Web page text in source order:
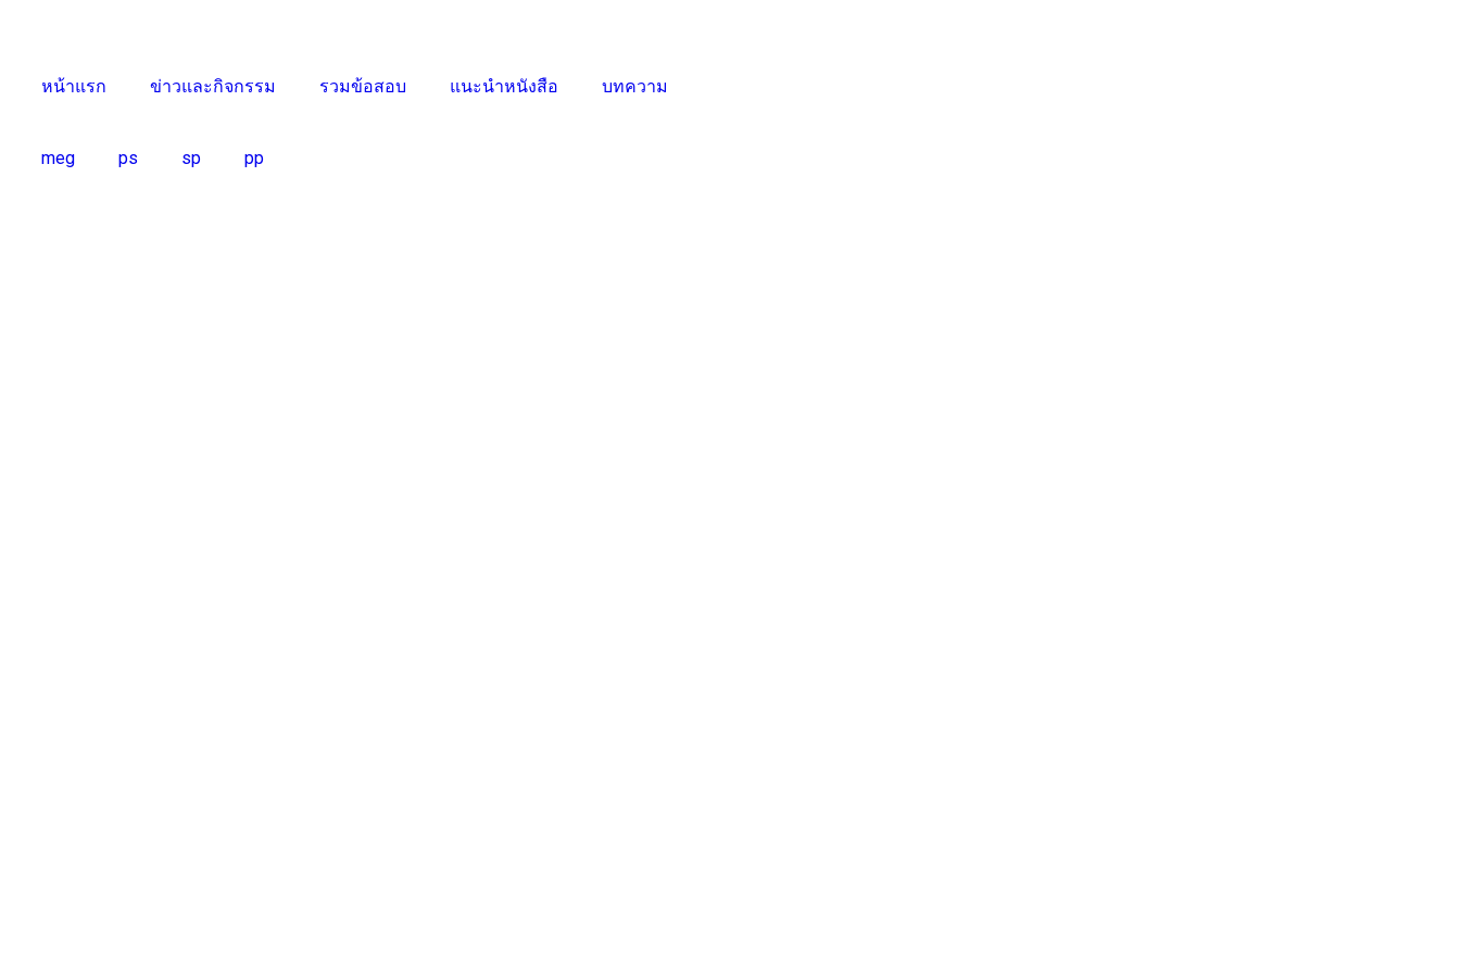
หน้าแรก ข่าวและกิจกรรม รวมข้อสอบ แนะนําหนังสือ บทความ
meg ps sp pp